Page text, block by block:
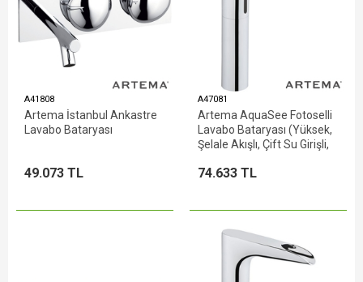
A41808
Artema İstanbul Ankastre
Lavabo Bataryası
49.073 TL
A47081
Artema AquaSee Fotoselli
Lavabo Bataryası (Yüksek,
Şelale Akışlı, Çift Su Girişli,
74.633 TL